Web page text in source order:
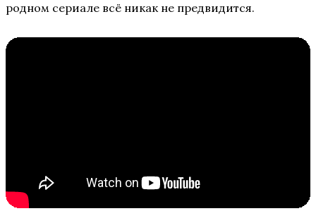
родном сериале всё никак не предвидится.